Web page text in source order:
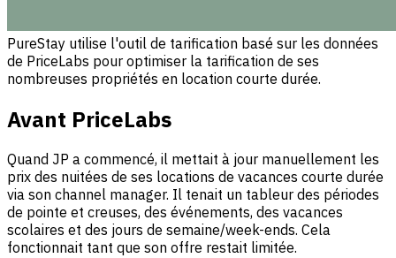
PureStay utilise l'outil de tarification basé sur les données
de PriceLabs pour optimiser la tarification de ses
nombreuses propriétés en location courte durée.
Avant PriceLabs
Quand JP a commencé, il mettait à jour manuellement les
prix des nuitées de ses locations de vacances courte durée
via son channel manager. Il tenait un tableur des périodes
de pointe et creuses, des événements, des vacances
scolaires et des jours de semaine/week-ends. Cela
fonctionnait tant que son offre restait limitée.